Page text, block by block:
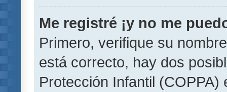
Me registré ¡y no me
Primero, verifique su
está correcto, hay dos
Protección Infantil